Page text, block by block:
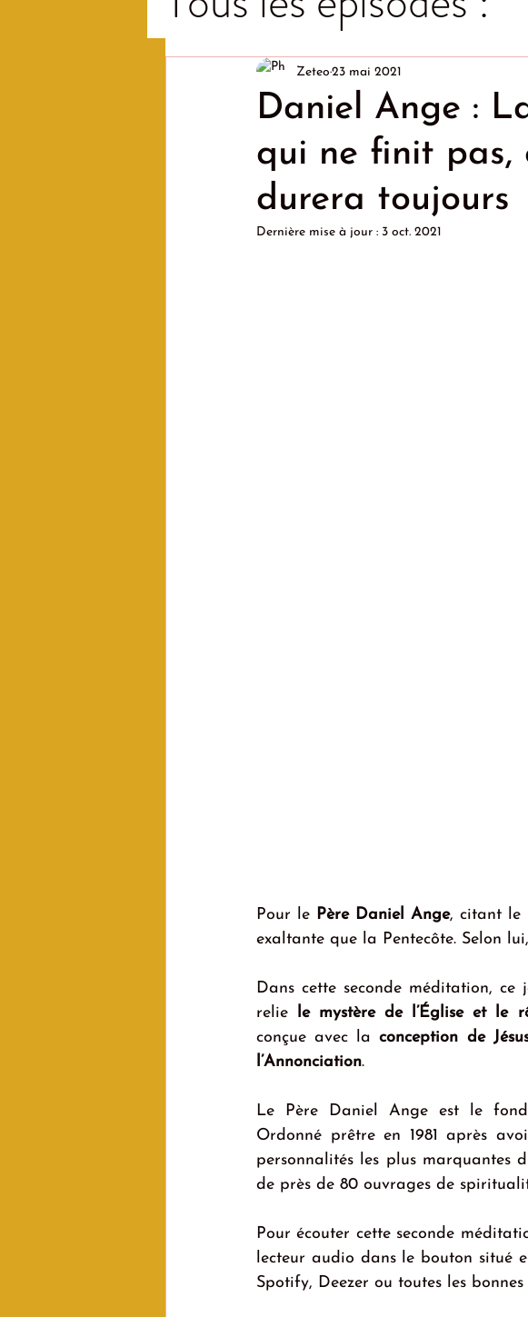
Daniel Ange :
qui ne finit pas,
durera toujours
Zeteo 23 mai 2021
Dernière mise à jour : 3 oct. 2021
Pour le Père Daniel Ange, citant le
exaltante que la Pentecôte. Selon
Dans cette seconde méditation, ce
relie le mystère de l’Église et le
conçue avec la conception de
l’Annonciation.
Le Père Daniel Ange est le
Ordonné prêtre en 1981 après
personnalités les plus marquantes
de près de 80 ouvrages de
Pour écouter cette seconde
lecteur audio dans le bouton situé
Spotify, Deezer ou toutes les